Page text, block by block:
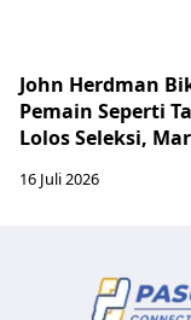
John Herdman
Pemain Seperti
Lolos Seleksi,
16 Juli 2026